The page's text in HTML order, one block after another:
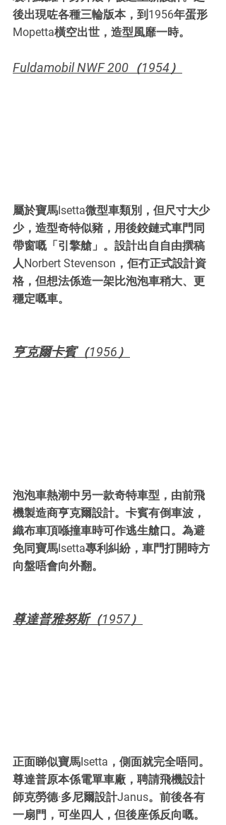
後出現咗各種三輪版本，到1956年蛋形
Mopetta橫空出世，造型風靡一時。
Fuldamobil NWF 200（1954）
屬於寶馬Isetta微型車類別，但尺寸大少
少，造型奇特似豬，用後鉸鏈式車門同
帶窗嘅「引擎艙」。設計出自自由撰稿
人Norbert Stevenson，佢冇正式設計資
格，但想法係造一架比泡泡車稍大、更
穩定嘅車。
亨克爾卡賓（1956）
泡泡車熱潮中另一款奇特車型，由前飛
機製造商亨克爾設計。卡賓有倒車波，
織布車頂喺撞車時可作逃生艙口。為避
免同寶馬Isetta專利糾紛，車門打開時方
向盤唔會向外翻。
尊達普雅努斯（1957）
正面睇似寶馬Isetta，側面就完全唔同。
尊達普原本係電單車廠，聘請飛機設計
師克勞德·多尼爾設計Janus。前後各有
一扇門，可坐四人，但後座係反向嘅。